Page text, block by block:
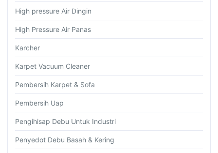
High pressure Air Dingin
High Pressure Air Panas
Karcher
Karpet Vacuum Cleaner
Pembersih Karpet & Sofa
Pembersih Uap
Pengihisap Debu Untuk Industri
Penyedot Debu Basah & Kering